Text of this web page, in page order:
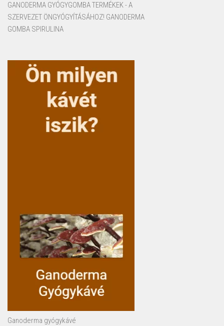
GANODERMA GYÓGYGOMBA TERMÉKEK - A
SZERVEZET ÖNGYÓGYÍTÁSÁHOZ! GANODERMA
GOMBA SPIRULINA
Ganoderma gyógykávé